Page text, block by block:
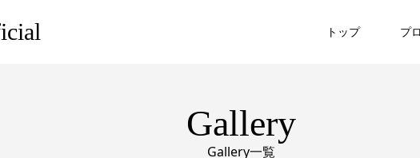
トップ プ
Gallery
Gallery一覧